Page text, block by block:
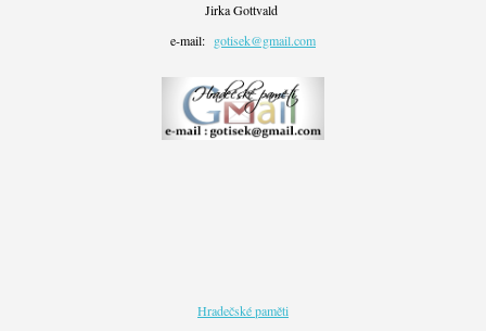
Jirka Gottvald
e-mail: gotisek@gmail.com
Hradečské paměti